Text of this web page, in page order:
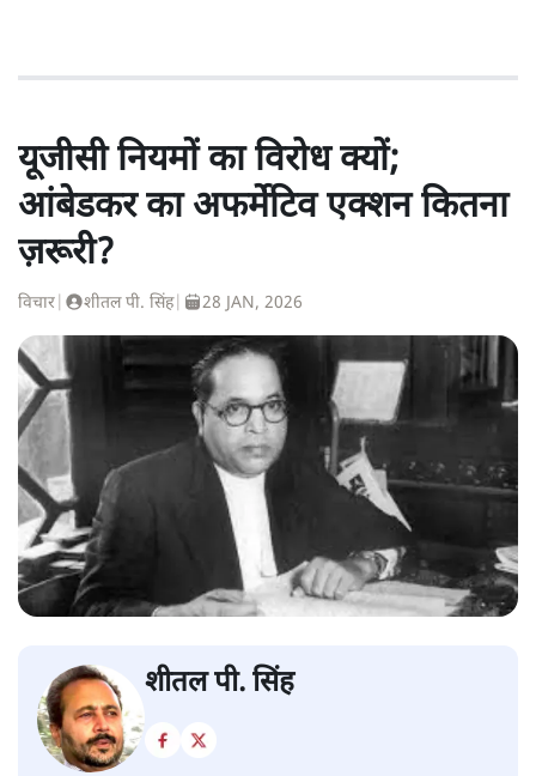
यूजीसी नियमों का विरोध क्यों;
आंबेडकर का अफर्मेटिव एक्शन कितना
ज़रूरी?
विचार शीतल पी. सिंह| 28 JAN, 2026
शीतल पी. सिंह